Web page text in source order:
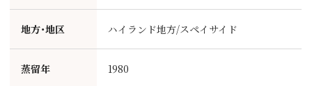
地方・地区 ハイランド地方/スペイサイド
蒸留年 1980